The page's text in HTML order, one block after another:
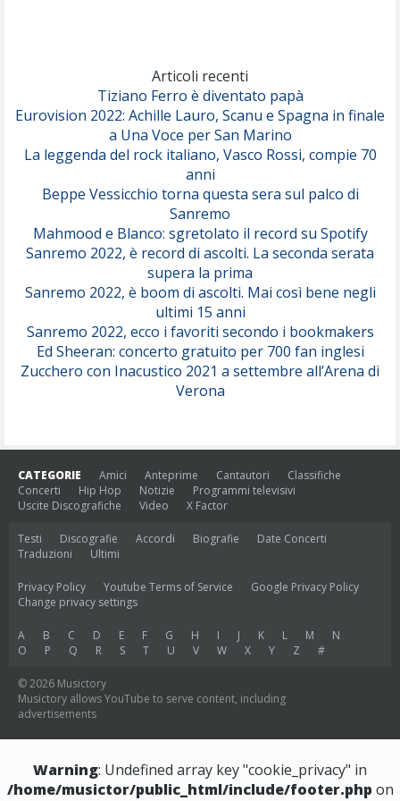
Serenamente
Articoli recenti
Tiziano Ferro è diventato papà
Eurovision 2022: Achille Lauro, Scanu e Spagna in finale
a Una Voce per San Marino
La leggenda del rock italiano, Vasco Rossi, compie 70
anni
Beppe Vessicchio torna questa sera sul palco di
Sanremo
Mahmood e Blanco: sgretolato il record su Spotify
Sanremo 2022, è record di ascolti. La seconda serata
supera la prima
Sanremo 2022, è boom di ascolti. Mai così bene negli
ultimi 15 anni
Sanremo 2022, ecco i favoriti secondo i bookmakers
Ed Sheeran: concerto gratuito per 700 fan inglesi
Zucchero con Inacustico 2021 a settembre all’Arena di
Verona
CATEGORIE Amici Anteprime Cantautori
Classifiche
Concerti
Hip Hop Notizie
Programmi televisivi
Uscite Discografiche
Video X Factor
Testi Discografie Accordi Biografie
Date Concerti
Traduzioni
Ultimi
Privacy Policy Youtube Terms of Service
Google Privacy Policy
Change privacy settings
A B C D E F G H I J K L M
N
O
P Q R S T U V W X Y Z #
© 2026 Musictory
Musictory allows YouTube to serve content, including
advertisements
Warning: Undefined array key "cookie_privacy" in
/home/musictor/public_html/include/footer.php on